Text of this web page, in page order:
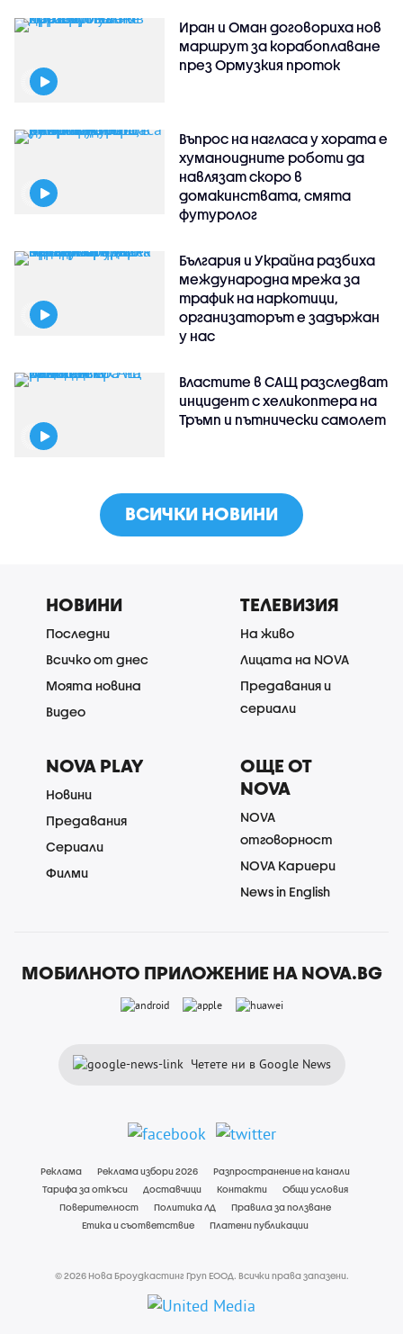
Иран и Оман договориха нов
маршрут за корабоплаване
през Ормузкия проток
Въпрос на нагласа у хората е
хуманоидните роботи да
навлязат скоро в
домакинствата, смята
футуролог
България и Украйна разбиха
международна мрежа за
трафик на наркотици,
организаторът е задържан
у нас
Властите в САЩ разследват
инцидент с хеликоптера на
Тръмп и пътнически самолет
ВСИЧКИ НОВИНИ
НОВИНИ
Последни
Всичко от днес
Моята новина
Видео
ТЕЛЕВИЗИЯ
На живо
Лицата на NOVA
Предавания и
сериали
NOVA PLAY
Новини
Предавания
Сериали
Филми
ОЩЕ ОТ
NOVA
NOVA
отговорност
NOVA Кариери
News in English
МОБИЛНОТО ПРИЛОЖЕНИЕ НА NOVA.BG
Четете ни в Google News
Реклама Реклама избори 2026
Разпространение на канали
Тарифа за откъси
Доставчици Контакти
Общи условия
Поверителност
Политика ЛД
Правила за ползване
Етика и съответствие
Платени публикации
© 2026 Нова Броудкастинг Груп ЕООД. Всички права запазени.